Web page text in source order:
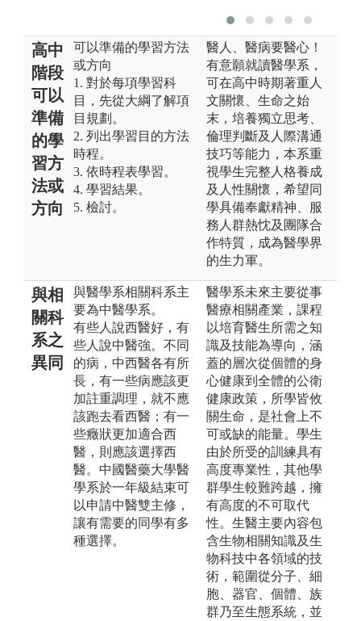
高中
階段
可以
準備
的學
習方
法或
方向
可以準備的學習方法
或方向
1. 對於每項學習科
目，先從大綱了解項
目規劃。
2. 列出學習目的方法
時程。
3. 依時程表學習。
4. 學習結果。
5. 檢討。
醫人、醫病要醫心！
有意願就讀醫學系，
可在高中時期著重人
文關懷、生命之始
末，培養獨立思考、
倫理判斷及人際溝通
技巧等能力，本系重
視學生完整人格養成
及人性關懷，希望同
學具備奉獻精神、服
務人群熱忱及團隊合
作特質，成為醫學界
的生力軍。
與相
關科
系之
異同
與醫學系相關科系主
要為中醫學系。
有些人說西醫好，有
些人說中醫強。不同
的病，中西醫各有所
長，有一些病應該更
加註重調理，就不應
該跑去看西醫；有一
些癥狀更加適合西
醫，則應該選擇西
醫。中國醫藥大學醫
學系於一年級結束可
以申請中醫雙主修，
讓有需要的同學有多
種選擇。
醫學系未來主要從事
醫療相關產業，課程
以培育醫生所需之知
識及技能為導向，涵
蓋的層次從個體的身
心健康到全體的公衛
健康政策，所學皆攸
關生命，是社會上不
可或缺的能量。學生
由於所受的訓練具有
高度專業性，其他學
群學生較難跨越，擁
有高度的不可取代
性。生醫主要內容包
含生物相關知識及生
物科技中各領域的技
術，範圍從分子、細
胞、器官、個體、族
群乃至生態系統，並